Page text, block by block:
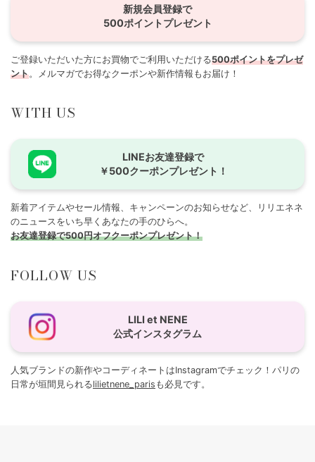
新規会員登録で
500ポイントプレゼント
ご登録いただいた方にお買物でご利用いただける500ポイントをプレゼ
ント。メルマガでお得なクーポンや新作情報もお届け！
WITH US
LINEお友達登録で
￥500クーポンプレゼント！
新着アイテムやセール情報、キャンペーンのお知らせなど、リリエネネ
のニュースをいち早くあなたの手のひらへ。
お友達登録で500円オフクーポンプレゼント！
FOLLOW US
LILI et NENE
公式インスタグラム
人気ブランドの新作やコーディネートはInstagramでチェック！パリの
日常が垣間見られるlilietnene_paris も必見です。